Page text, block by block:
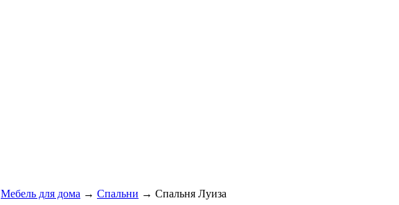
Мебель для дома → Спальни → Спальня Луиза